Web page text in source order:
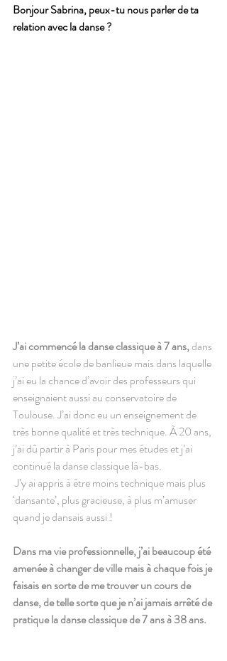
Bonjour Sabrina, peux-tu nous parler de ta
relation avec la danse ?
J’ai commencé la danse classique à 7 ans, dans
une petite école de banlieue mais dans laquelle
j’ai eu la chance d’avoir des professeurs qui
enseignaient aussi au conservatoire de
Toulouse. J’ai donc eu un enseignement de
très bonne qualité et très technique. À 20 ans,
j’ai dû partir à Paris pour mes études et j’ai
continué la danse classique là-bas.
J’y ai appris à être moins technique mais plus
‘dansante’, plus gracieuse, à plus m’amuser
quand je dansais aussi !
Dans ma vie professionnelle, j’ai beaucoup été
amenée à changer de ville mais à chaque fois je
faisais en sorte de me trouver un cours de
danse, de telle sorte que je n’ai jamais arrêté de
pratique la danse classique de 7 ans à 38 ans.